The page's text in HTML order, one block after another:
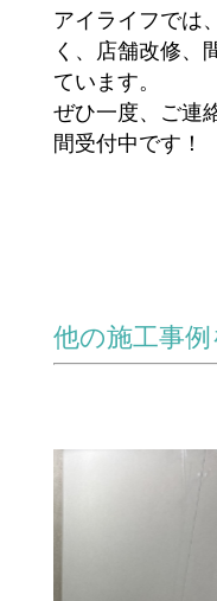
アイライフでは
く、店舗改修、
ています。
ぜひ一度、ご連
間受付中です！
他の施工事例